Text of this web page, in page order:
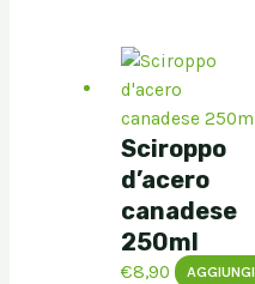
Sciroppo
d’acero
canadese
250ml
€8,90
AGGIUNGI